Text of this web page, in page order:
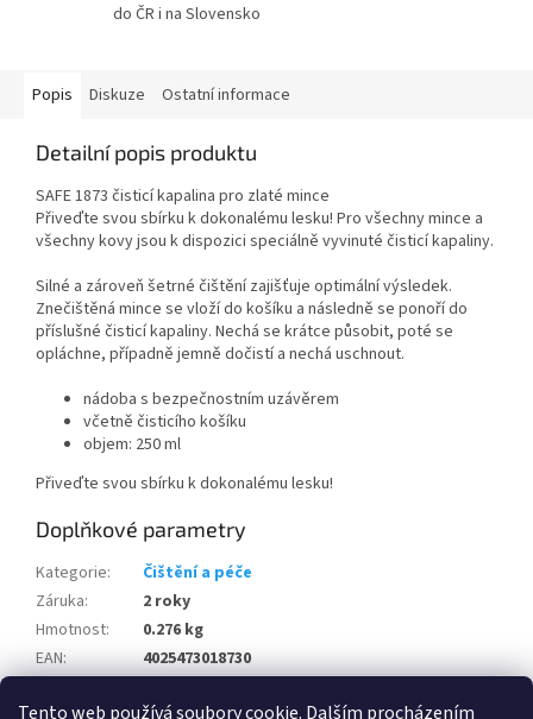
Tento web používá soubory cookie. Dalším procházením
do ČR i na Slovensko
Popis Diskuze Ostatní informace
Detailní popis produktu
SAFE 1873 čisticí kapalina pro zlaté mince
Přiveďte svou sbírku k dokonalému lesku! Pro všechny mince a
všechny kovy jsou k dispozici speciálně vyvinuté čisticí kapaliny.
Silné a zároveň šetrné čištění zajišťuje optimální výsledek.
Znečištěná mince se vloží do košíku a následně se ponoří do
příslušné čisticí kapaliny. Nechá se krátce působit, poté se
opláchne, případně jemně dočistí a nechá uschnout.
nádoba s bezpečnostním uzávěrem
včetně čisticího košíku
objem: 250 ml
Přiveďte svou sbírku k dokonalému lesku!
Doplňkové parametry
Kategorie:
Čištění a péče
Záruka:
2 roky
Hmotnost:
0.276 kg
EAN:
4025473018730